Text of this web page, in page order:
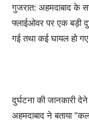
गुजरात: अहमदाबाद के
फ्लाईओवर पर एक बड़ी
गई तथा कई घायल हो
दुर्घटना की जानकारी
अहमदाबाद ने बताया